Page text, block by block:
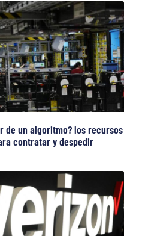
de un algoritmo? los recursos
contratar y despedir